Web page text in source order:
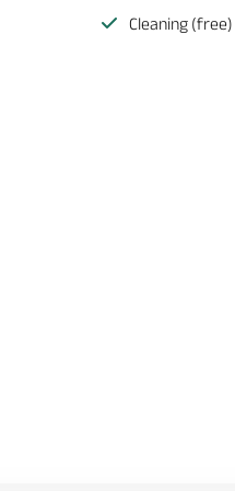
Cleaning (free)